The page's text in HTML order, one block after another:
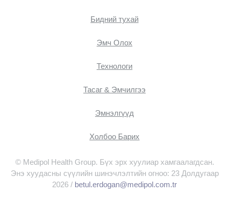
Бидний тухай
Эмч Oлох
Технологи
Тасаг & Эмчилгээ
Эмнэлгүүд
Холбоо Барих
© Medipol Health Group. Бүх эрх хуулиар хамгаалагдсан.
Энэ хуудасны сүүлийн шинэчлэлтийн огноо: 23 Долдугаар
2026 / betul.erdogan@medipol.com.tr